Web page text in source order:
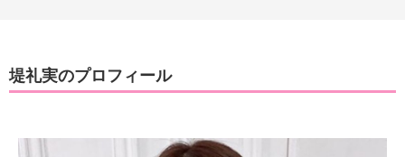
堤礼実のプロフィール